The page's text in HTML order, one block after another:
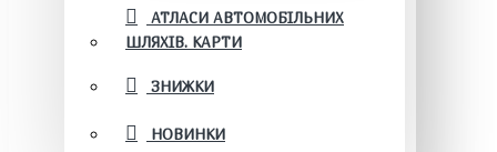
АТЛАСИ АВТОМОБІЛЬНИХ
ШЛЯХІВ. КАРТИ
ЗНИЖКИ
НОВИНКИ